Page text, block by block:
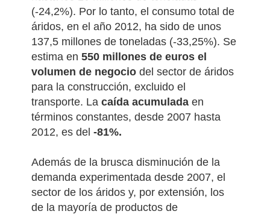
(-24,2%). Por lo tanto, el consumo total de
áridos, en el año 2012, ha sido de unos
137,5 millones de toneladas (-33,25%). Se
estima en550 millones de euros el
volumen de negocio del sector de áridos
para la construcción, excluido el
transporte. Lacaída acumulada en
términos constantes, desde 2007 hasta
2012, es del-81%.
Además de la brusca disminución de la
demanda experimentada desde 2007, el
sector de los áridos y, por extensión, los
de la mayoría de productos de